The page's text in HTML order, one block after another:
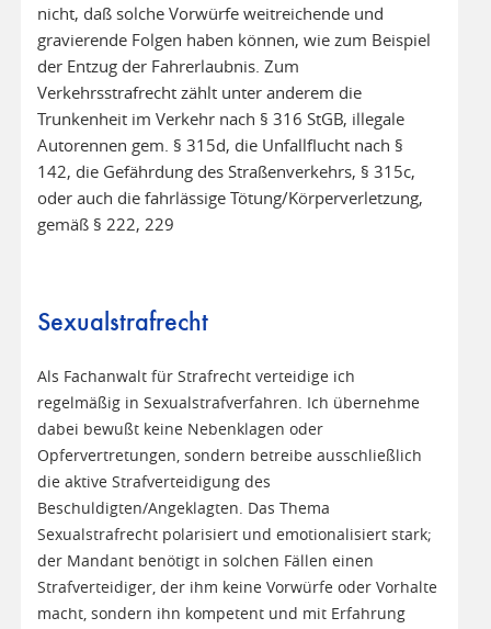
nicht, daß solche Vorwürfe weitreichende und
gravierende Folgen haben können, wie zum Beispiel
der Entzug der Fahrerlaubnis. Zum
Verkehrsstrafrecht zählt unter anderem die
Trunkenheit im Verkehr nach § 316 StGB, illegale
Autorennen gem. § 315d, die Unfallflucht nach §
142, die Gefährdung des Straßenverkehrs, § 315c,
oder auch die fahrlässige Tötung/Körperverletzung,
gemäß § 222, 229
Sexualstrafrecht
Als Fachanwalt für Strafrecht verteidige ich
regelmäßig in Sexualstrafverfahren. Ich übernehme
dabei bewußt keine Nebenklagen oder
Opfervertretungen, sondern betreibe ausschließlich
die aktive Strafverteidigung des
Beschuldigten/Angeklagten. Das Thema
Sexualstrafrecht polarisiert und emotionalisiert stark;
der Mandant benötigt in solchen Fällen einen
Strafverteidiger, der ihm keine Vorwürfe oder Vorhalte
macht, sondern ihn kompetent und mit Erfahrung